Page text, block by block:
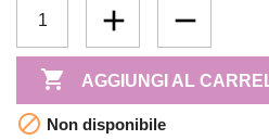
 AGGIUNGI AL
 Non disponibile